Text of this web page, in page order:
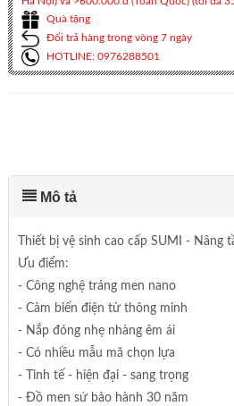
Quà tặng
Đổi trả hàng trong vòng 7 ngày
HOTLINE: 0976288501
Mô tả
Thiết bị vệ sinh cao cấp SUMI - Nâng
Ưu điểm:
- Công nghệ tráng men nano
- Cảm biến điện tử thông minh
- Nắp đóng nhẹ nhàng êm ái
- Có nhiều mẫu mã chọn lựa
- Tinh tế - hiện đại - sang trọng
- Đồ men sứ bảo hành 30 năm